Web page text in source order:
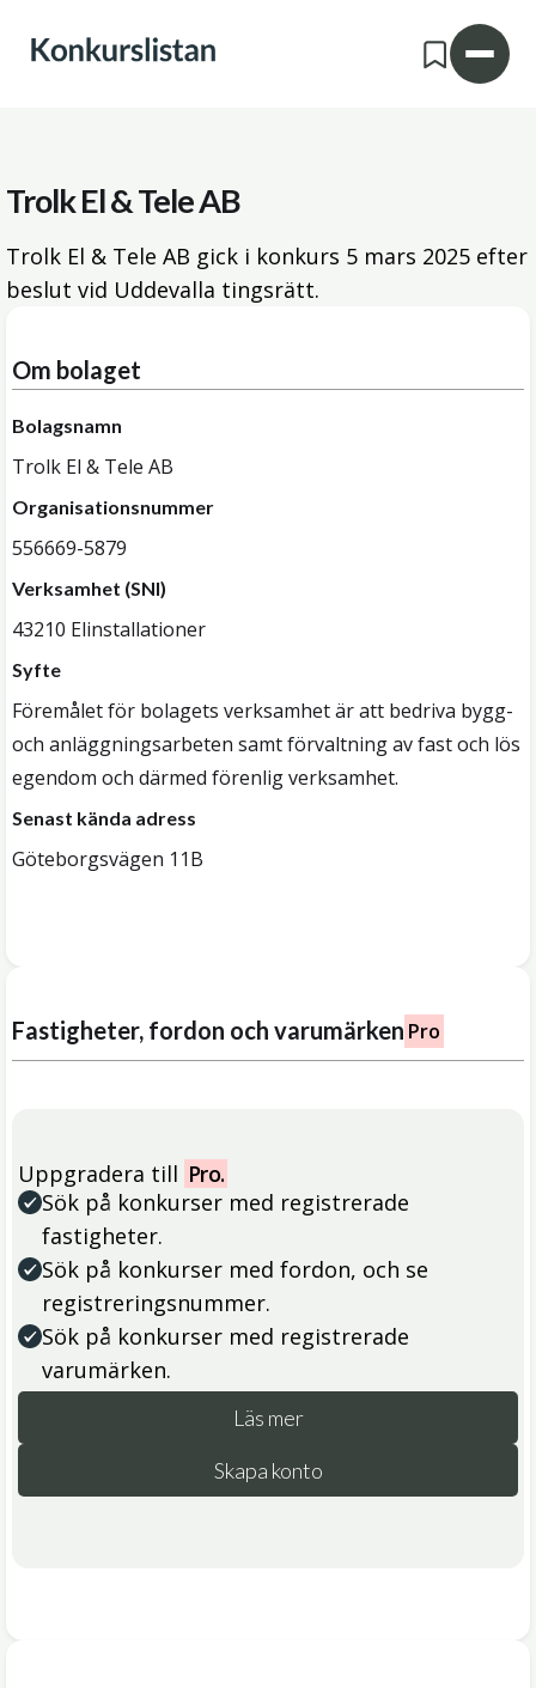
Trolk El & Tele AB
Trolk El & Tele AB gick i konkurs 5 mars 2025 efter
beslut vid Uddevalla tingsrätt.
Om bolaget
Bolagsnamn
Trolk El & Tele AB
Organisationsnummer
556669-5879
Verksamhet (SNI)
43210 Elinstallationer
Syfte
Föremålet för bolagets verksamhet är att bedriva bygg-
och anläggningsarbeten samt förvaltning av fast och lös
egendom och därmed förenlig verksamhet.
Senast kända adress
Göteborgsvägen 11B
Fastigheter, fordon och varumärken Pro
Uppgradera till Pro.
Sök på konkurser med registrerade
fastigheter.
Sök på konkurser med fordon, och se
registreringsnummer.
Sök på konkurser med registrerade
varumärken.
Läs mer
Skapa konto